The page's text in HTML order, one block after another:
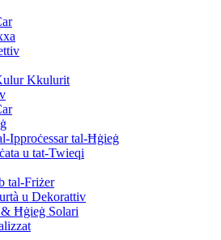
Kkulurit
Ipproċessar tal-Ħġieġ
u tat-Twieqi
tal-Friżer
u Dekorattiv
Ħġieġ Solari